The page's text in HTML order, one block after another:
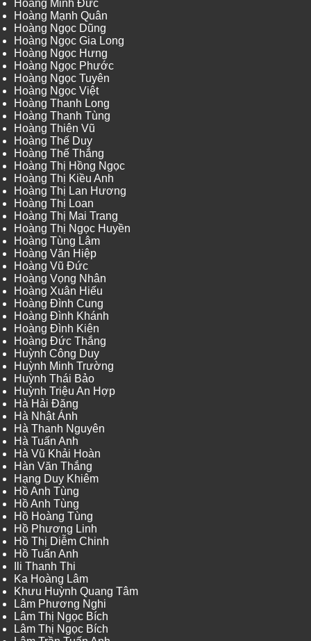
Hoàng Minh Đức
Hoàng Mạnh Quân
Hoàng Ngọc Dũng
Hoàng Ngọc Gia Long
Hoàng Ngọc Hưng
Hoàng Ngọc Phước
Hoàng Ngọc Tuyên
Hoàng Ngọc Việt
Hoàng Thanh Long
Hoàng Thanh Tùng
Hoàng Thiên Vũ
Hoàng Thế Duy
Hoàng Thế Thắng
Hoàng Thị Hồng Ngọc
Hoàng Thị Kiều Anh
Hoàng Thị Lan Hương
Hoàng Thị Loan
Hoàng Thị Mai Trang
Hoàng Thị Ngọc Huyền
Hoàng Tùng Lâm
Hoàng Văn Hiệp
Hoàng Vũ Đức
Hoàng Vọng Nhân
Hoàng Xuân Hiếu
Hoàng Đình Cung
Hoàng Đình Khánh
Hoàng Đình Kiên
Hoàng Đức Thắng
Huỳnh Công Duy
Huỳnh Minh Trường
Huỳnh Thái Bảo
Huỳnh Triệu An Hợp
Hà Hải Đăng
Hà Nhật Ánh
Hà Thanh Nguyên
Hà Tuấn Anh
Hà Vũ Khải Hoàn
Hàn Văn Thắng
Hạng Duy Khiêm
Hồ Anh Tùng
Hồ Anh Tùng
Hồ Hoàng Tùng
Hồ Phương Linh
Hồ Thị Diễm Chinh
Hồ Tuấn Anh
Ili Thanh Thi
Ka Hoàng Lâm
Khưu Huỳnh Quang Tâm
Lâm Phương Nghi
Lâm Thị Ngọc Bích
Lâm Thị Ngọc Bích